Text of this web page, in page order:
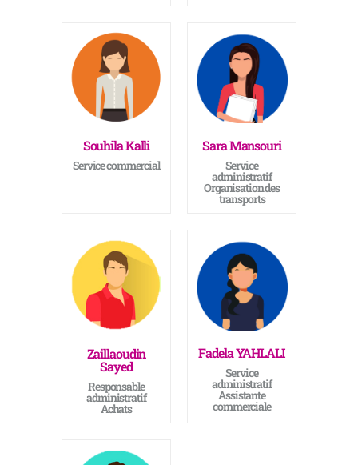
Souhila Kalli
Service commercial
Sara Mansouri
Service
administratif
Organisation des
transports
Zaillaoudin
Sayed
Responsable
administratif
Achats
Fadela YAHLALI
Service
administratif
Assistante
commerciale